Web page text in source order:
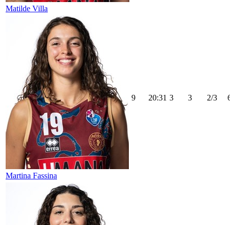
Matilde Villa
Martina Fassina
9 20:31 3 3 2/3